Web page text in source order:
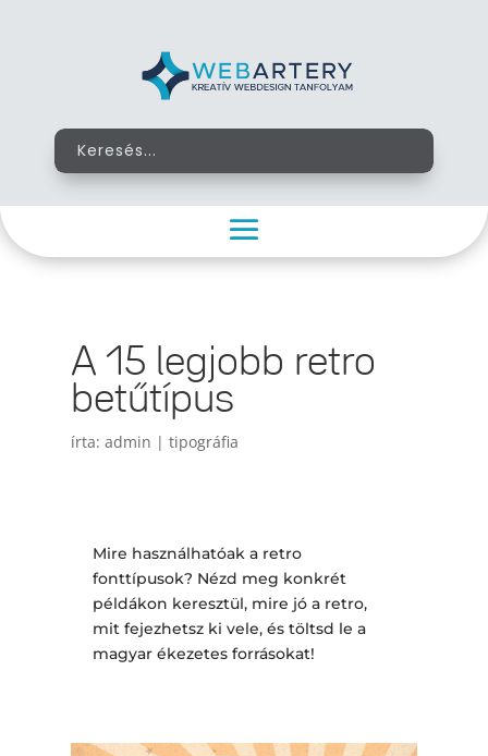
A 15 legjobb retro
betűtípus
írta: admin | tipográfia
Mire használhatóak a retro
fonttípusok? Nézd meg konkrét
példákon keresztül, mire jó a retro,
mit fejezhetsz ki vele, és töltsd le a
magyar ékezetes forrásokat!